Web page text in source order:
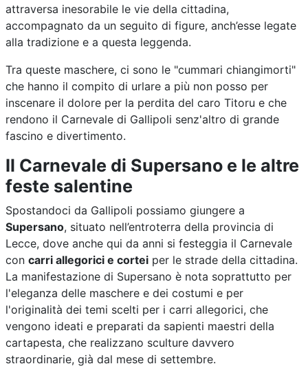
attraversa inesorabile le vie della cittadina,
accompagnato da un seguito di figure, anch’esse legate
alla tradizione e a questa leggenda.
Tra queste maschere, ci sono le "cummari chiangimorti"
che hanno il compito di urlare a più non posso per
inscenare il dolore per la perdita del caro Titoru e che
rendono il Carnevale di Gallipoli senz'altro di grande
fascino e divertimento.
Il Carnevale di Supersano e le altre
feste salentine
Spostandoci da Gallipoli possiamo giungere a
Supersano, situato nell’entroterra della provincia di
Lecce, dove anche qui da anni si festeggia il Carnevale
con carri allegorici e cortei per le strade della cittadina.
La manifestazione di Supersano è nota soprattutto per
l'eleganza delle maschere e dei costumi e per
l'originalità dei temi scelti per i carri allegorici, che
vengono ideati e preparati da sapienti maestri della
cartapesta, che realizzano sculture davvero
straordinarie, già dal mese di settembre.